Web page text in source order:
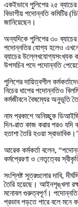
একইভাবে পুলিশের ২৫
বিভাগীয় পদোন্নতি কমিটির
জানিয়েছেন।
অন্যদিকে পুলিশের ৩০ ব্যাচের
পদোন্নতির যোগ্য হলেও
ব্যাচের উল্লেখযোগ্যসংখ্যক
উপসচিব পদে পদোন্নতি
পুলিশের দায়িত্বশীল
নিচের ধাপের পদোন্নতিও
কর্মজীবনে বৈষম্যের অনুভূতি
নাম প্রকাশে অনিচ্ছুক
দিন-রাত কাজ করার পরও যদি
হতাশা তৈরি হওয়া
আরেক কর্মকর্তা বলেন,
কর্মপ্রেরণা ও নেতৃত্বের
সংশ্লিষ্ট সূত্রগুলোর দাবি,
তৈরি হয়েছে। আইনশৃঙ্খলা
মনোবল গুরুত্বপূর্ণ। পদোন্নতি
প্রভাব পড়তে পারে বলে মনে